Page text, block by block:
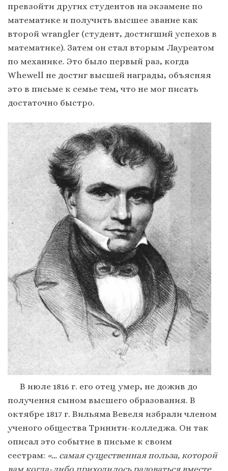
превзойти других студентов на экзамене по
математике и получить высшее звание как
второй wrangler (студент, достигший успехов в
математике). Затем он стал вторым Лауреатом
по механике. Это было первый раз, когда
Whewell не достиг высшей награды, объясняя
это в письме к семье тем, что не мог писать
достаточно быстро.
В июле 1816 г. его отец умер, не дожив до
получения сыном высшего образования. В
октябре 1817 г. Вильяма Вевеля избрали членом
ученого общества Тринити-колледжа. Он так
описал это событие в письме к своим
сестрам: «… самая существенная польза, которой
вам когда-либо приходилось радоваться вместе